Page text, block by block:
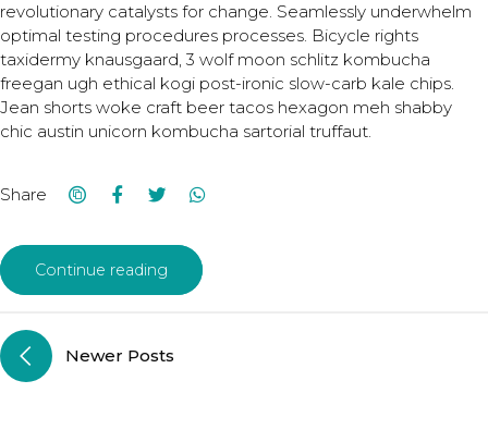
revolutionary catalysts for change. Seamlessly underwhelm
optimal testing procedures processes. Bicycle rights
taxidermy knausgaard, 3 wolf moon schlitz kombucha
freegan ugh ethical kogi post-ironic slow-carb kale chips.
Jean shorts woke craft beer tacos hexagon meh shabby
chic austin unicorn kombucha sartorial truffaut.
Share
Continue reading
Newer Posts